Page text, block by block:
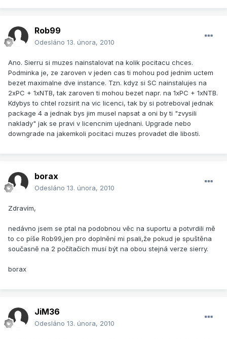
Rob99
Odesláno 13. února, 2010
Ano. Sierru si muzes nainstalovat na kolik pocitacu chces.
Podminka je, ze zaroven v jeden cas ti mohou pod jednim uctem
bezet maximalne dve instance. Tzn. kdyz si SC nainstalujes na
2xPC + 1xNTB, tak zaroven ti mohou bezet napr. na 1xPC + 1xNTB.
Kdybys to chtel rozsirit na vic licenci, tak by si potreboval jednak
package 4 a jednak bys jim musel napsat a oni by ti "zvysili
naklady" jak se pravi v licencnim ujednani. Upgrade nebo
downgrade na jakemkoli pocitaci muzes provadet dle libosti.
borax
Odesláno 13. února, 2010
Zdravím,
nedávno jsem se ptal na podobnou věc na suportu a potvrdili mě
to co píše Rob99,jen pro doplnění mi psali,že pokud je spuštěna
současně na 2 počítačích musí být na obou stejná verze sierry.
borax
JiM36
Odesláno 13. února, 2010